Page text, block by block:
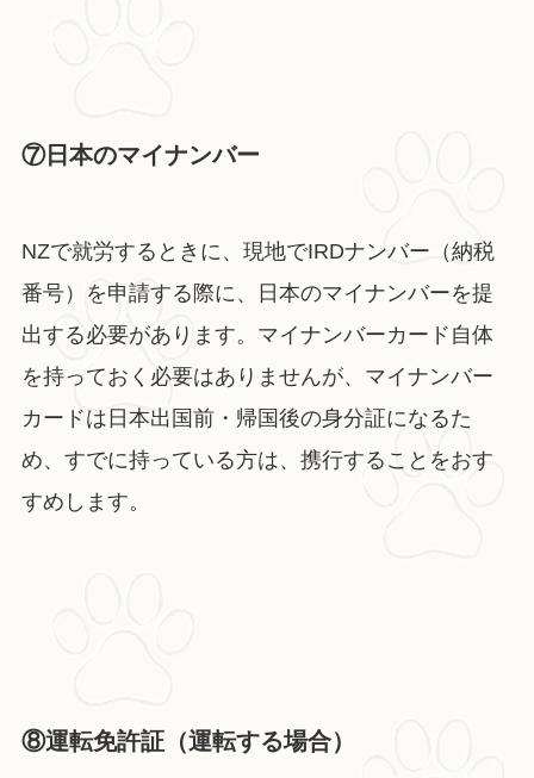
⑦日本のマイナンバー
NZで就労するときに、現地でIRDナンバー（納税
番号）を申請する際に、日本のマイナンバーを提
出する必要があります。マイナンバーカード自体
を持っておく必要はありませんが、マイナンバー
カードは日本出国前・帰国後の身分証になるた
め、すでに持っている方は、携行することをおす
すめします。
⑧運転免許証（運転する場合）